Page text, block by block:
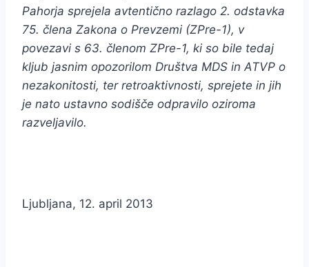
Pahorja sprejela avtentično razlago 2. odstavka
75. člena Zakona o Prevzemi (ZPre-1), v
povezavi s 63. členom ZPre-1, ki so bile tedaj
kljub jasnim opozorilom Društva MDS in ATVP o
nezakonitosti, ter retroaktivnosti, sprejete in jih
je nato ustavno sodišče odpravilo oziroma
razveljavilo.
Ljubljana, 12. april 2013